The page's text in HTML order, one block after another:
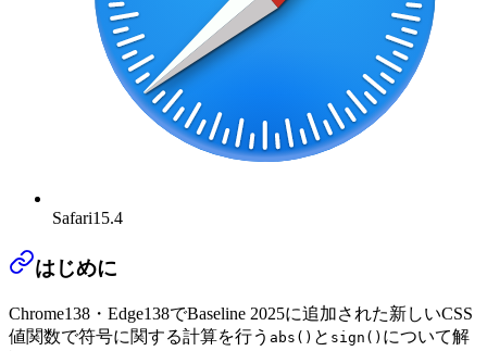
Safari15.4
はじめに
Chrome138・Edge138でBaseline 2025に追加された新しいCSS
値関数で符号に関する計算を行う abs() と sign() について解